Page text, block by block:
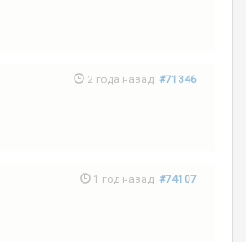
2 года назад #71346
1 год назад #74107